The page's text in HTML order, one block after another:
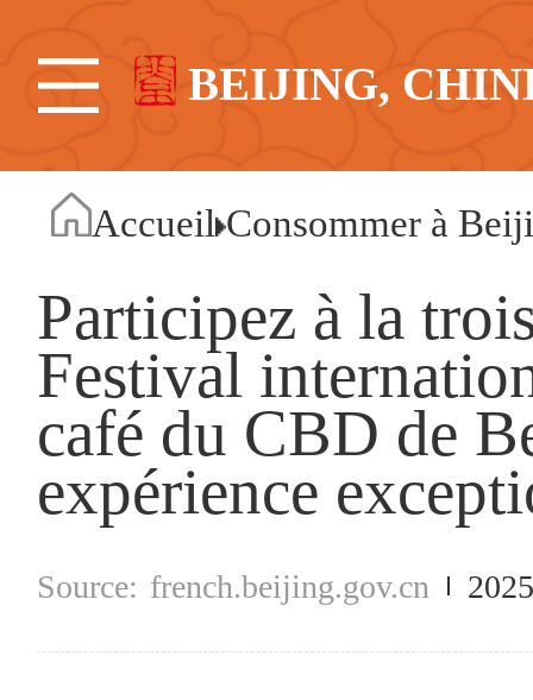
BEIJING,
Accueil Consommer à
Participez à la
Festival
café du CBD de
expérience
french.beijing.gov.cn